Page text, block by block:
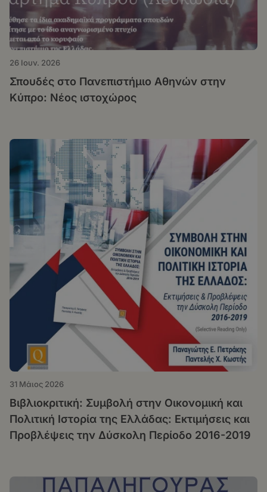
26 Ιουν. 2026
Σπουδές στο Πανεπιστήμιο Αθηνών στην
Κύπρο: Νέος ιστοχώρος
31 Μάιος 2026
Βιβλιοκριτική: Συμβολή στην Οικονομική και
Πολιτική Ιστορία της Ελλάδας: Εκτιμήσεις και
Προβλέψεις την Δύσκολη Περίοδο 2016-2019